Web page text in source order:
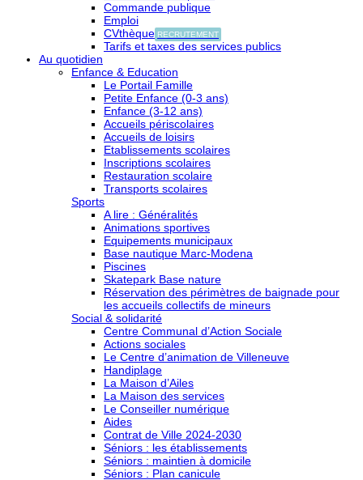
Commande publique
Emploi
CVthèque RECRUTEMENT
Tarifs et taxes des services publics
Au quotidien
Enfance & Education
Le Portail Famille
Petite Enfance (0-3 ans)
Enfance (3-12 ans)
Accueils périscolaires
Accueils de loisirs
Etablissements scolaires
Inscriptions scolaires
Restauration scolaire
Transports scolaires
Sports
A lire : Généralités
Animations sportives
Equipements municipaux
Base nautique Marc-Modena
Piscines
Skatepark Base nature
Réservation des périmètres de baignade pour
les accueils collectifs de mineurs
Social & solidarité
Centre Communal d’Action Sociale
Actions sociales
Le Centre d’animation de Villeneuve
Handiplage
La Maison d’Ailes
La Maison des services
Le Conseiller numérique
Aides
Contrat de Ville 2024-2030
Séniors : les établissements
Séniors : maintien à domicile
Séniors : Plan canicule